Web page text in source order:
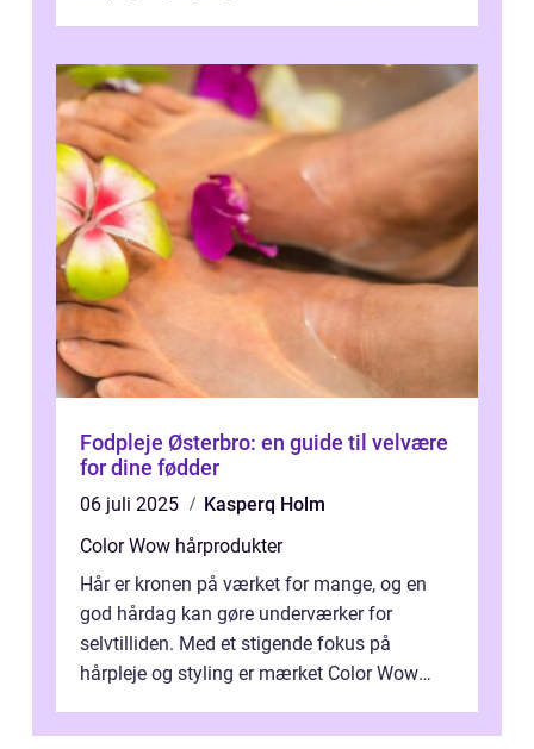
Fodpleje Østerbro: en guide til velvære
for dine fødder
06 juli 2025
Kasperq Holm
Color Wow hårprodukter
Hår er kronen på værket for mange, og en
god hårdag kan gøre underværker for
selvtilliden. Med et stigende fokus på
hårpleje og styling er mærket Color Wow
innova...